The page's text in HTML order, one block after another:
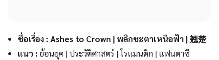
ชื่อเรื่อง : Ashes to Crown | พลิกชะตาเหนือฟ้า |翘楚
แนว :ย้อนยุค | ประวัติศาสตร์ | โรแมนติก | แฟนตาซี